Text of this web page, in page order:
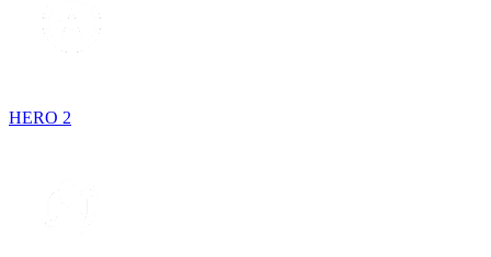
HERO 2